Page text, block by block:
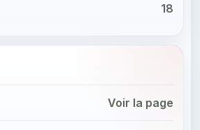
18
Voir la page